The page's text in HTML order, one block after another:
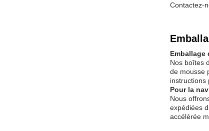
Contactez-
Emballage
Nos boîtes
de mousse
instructions
Pour la
Nous
expédiées
accélérée